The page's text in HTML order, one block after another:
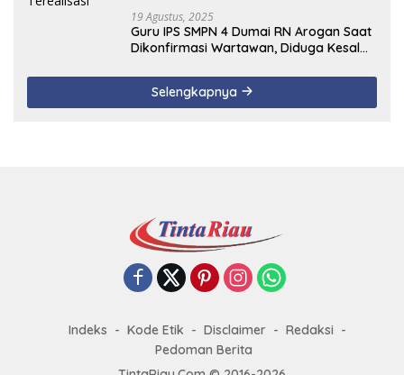
19 Agustus, 2025
Guru IPS SMPN 4 Dumai RN Arogan Saat
Dikonfirmasi Wartawan, Diduga Kesal
Terealisasi
Selengkapnya
Indeks Kode Etik Disclaimer
Redaksi
Pedoman Berita